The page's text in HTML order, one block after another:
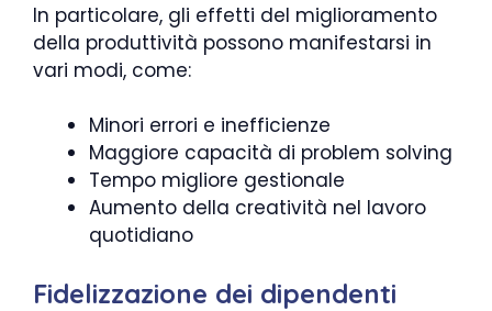
In particolare, gli effetti del miglioramento
della produttività possono manifestarsi in
vari modi, come:
Minori errori e inefficienze
Maggiore capacità di problem solving
Tempo migliore gestionale
Aumento della creatività nel lavoro
quotidiano
Fidelizzazione dei dipendenti